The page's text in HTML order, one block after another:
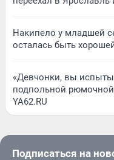
Накипело у младшей
осталась быть
«Девчонки, вы
подпольной
YA62.RU
Подписаться на